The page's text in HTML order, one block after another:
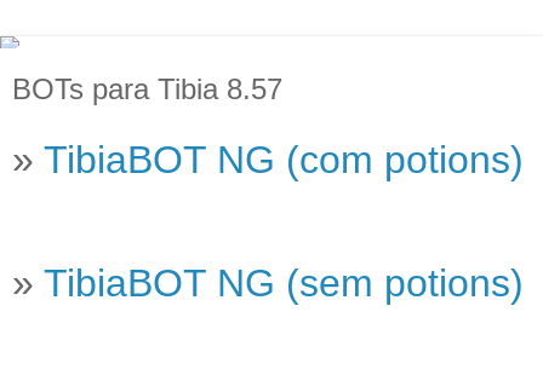
BOTs para Tibia 8.57
» TibiaBOT NG (com potions)
» TibiaBOT NG (sem potions)